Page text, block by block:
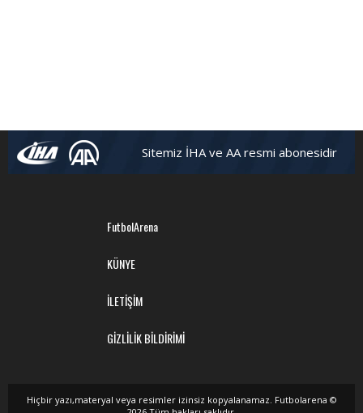
Sitemiz İHA ve AA resmi abonesidir
FutbolArena
KÜNYE
İLETİŞİM
GİZLİLİK BİLDİRİMİ
Hiçbir yazı,materyal veya resimler izinsiz kopyalanamaz. Futbolarena ©